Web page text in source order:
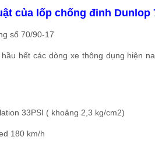
của lốp chống đinh Dunlop
số 70/90-17
hết các dòng xe thông dụng hiện
33PSI ( khoảng 2,3 kg/cm2)
180 km/h